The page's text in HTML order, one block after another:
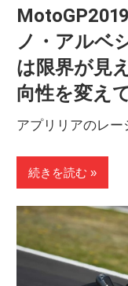
ノ・アルベ
は限界が見
向性を変え
アプリリアのレー
続きを読む